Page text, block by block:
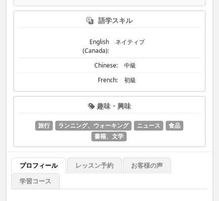
語学スキル
English
(Canada):
ネイティブ
Chinese:
中級
French:
初級
趣味・興味
旅行 ランニング、ウォーキング ニュース
食品
書籍、文学
プロフィール レッスン予約
お客様の声
学習コース